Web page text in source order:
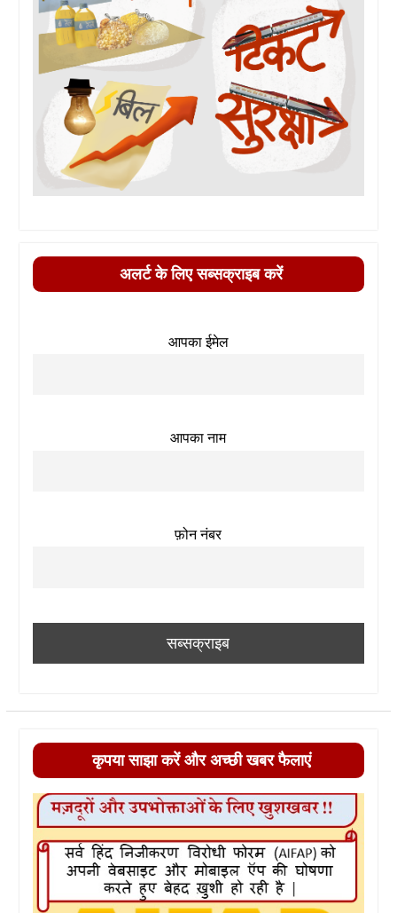
अलर्ट के लिए सब्सक्राइब करें
आपका ईमेल
आपका नाम
फ़ोन नंबर
कृपया साझा करें और अच्छी खबर फैलाएं